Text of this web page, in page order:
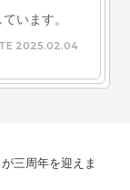
います。
2025.02.04
三周年を迎えま